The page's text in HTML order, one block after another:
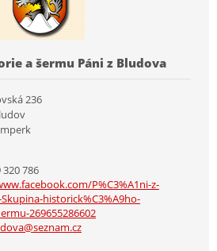
a šermu Páni z Bludova
236
320 786
P%C3%A1ni-z-
historick%C3%A9ho-
269655286602